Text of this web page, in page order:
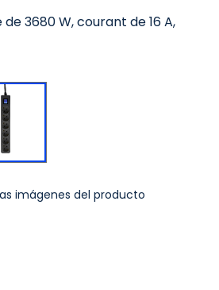
3680 W, courant de 16 A,
Noir
imágenes del producto